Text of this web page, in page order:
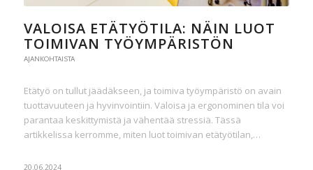
VALOISA ETÄTYÖTILA: NÄIN LUOT
TOIMIVAN TYÖYMPÄRISTÖN
AJANKOHTAISTA
Etätyö on tullut jäädäkseen, ja toimiva työympäristö on avain
tuottavuuteen ja hyvinvointiin. Valoisa ja ergonominen tila voi
parantaa keskittymistä ja vähentää stressiä. Tässä
artikkelissa kerromme, miten luot toimivan etätyötilan,…
20.06.2024